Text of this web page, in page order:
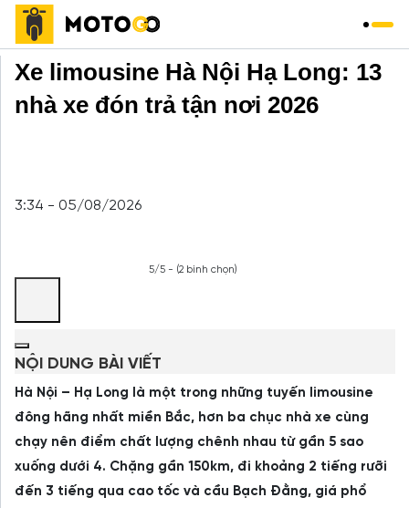
Trang chủ » Xe Khách»
Xe limousine Hà Nội Hạ Long: 13
nhà xe đón trả tận nơi 2026
3:34 - 05/08/2026
5/5 - (2 bình chọn)
NỘI DUNG BÀI VIẾT
Hà Nội – Hạ Long là một trong những tuyến limousine
đông hãng nhất miền Bắc, hơn ba chục nhà xe cùng
chạy nên điểm chất lượng chênh nhau từ gần 5 sao
xuống dưới 4. Chặng gần 150km, đi khoảng 2 tiếng rưỡi
đến 3 tiếng qua cao tốc và cầu Bạch Đằng, giá phổ